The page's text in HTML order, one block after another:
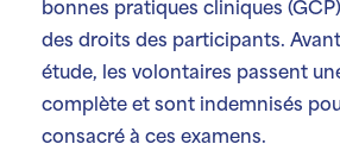
bonnes pratiques cliniques
des droits des participants.
étude, les volontaires passent
complète et sont indemnisés
consacré à ces examens.